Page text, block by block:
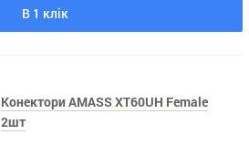
В 1 клік
Конектори AMASS XT60UH Female
2шт